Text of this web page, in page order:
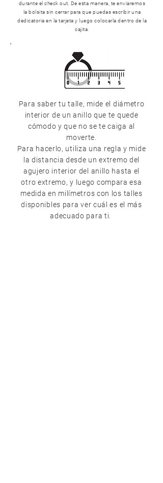
durante el check out. De esta manera, te enviaremos
la bolsita sin cerrar para que puedas escribir una
dedicatoria en la tarjeta y luego colocarla dentro de la
cajita.
Para saber tu talle, mide el diámetro
interior de un anillo que te quede
cómodo y que no se te caiga al
moverte.
Para hacerlo, utiliza una regla y mide
la distancia desde un extremo del
agujero interior del anillo hasta el
otro extremo, y luego compara esa
medida en milímetros con los talles
disponibles para ver cuál es el más
adecuado para ti.